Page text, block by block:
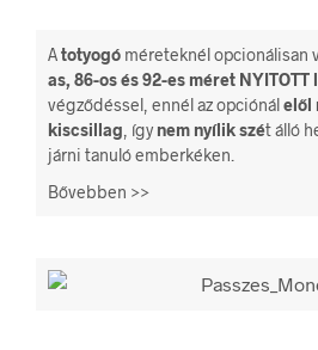
Atotyogó méreteknél opcionálisan
as, 86-os és 92-es méret NYITOTT
végződéssel, ennél az opciónál elől
kiscsillag, így nem nyílik szét álló
járni tanuló emberkéken.
Bővebben >>